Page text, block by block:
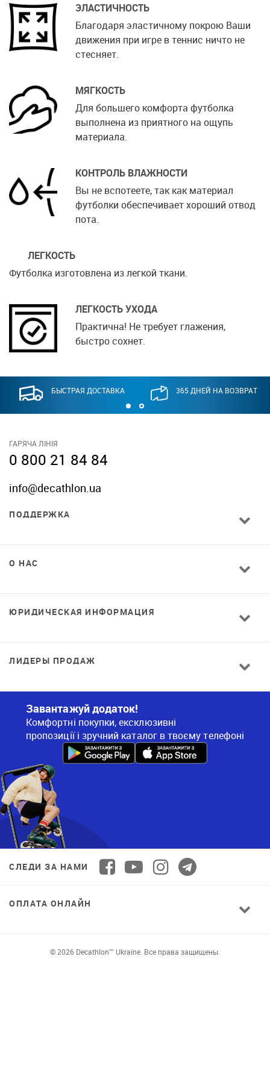
ЭЛАСТИЧНОСТЬ
Благодаря эластичному покрою Ваши
движения при игре в теннис ничто не
стесняет.
МЯГКОСТЬ
Для большего комфорта футболка
выполнена из приятного на ощупь
материала.
КОНТРОЛЬ ВЛАЖНОСТИ
Вы не вспотеете, так как материал
футболки обеспечивает хороший отвод
пота.
ЛЕГКОСТЬ
Футболка изготовлена из легкой ткани.
ЛЕГКОСТЬ УХОДА
Практична! Не требует глажения,
быстро сохнет.
БЫСТРАЯ ДОСТАВКА 365 ДНЕЙ НА ВОЗВРАТ
ГАРЯЧА ЛІНІЯ
0 800 21 84 84
info@decathlon.ua
ПОДДЕРЖКА
О НАС
ЮРИДИЧЕСКАЯ ИНФОРМАЦИЯ
ЛИДЕРЫ ПРОДАЖ
Завантажуй додаток!
Комфортні покупки, ексклюзивні
пропозиції і зручний каталог в твоєму телефоні
СЛЕДИ ЗА НАМИ
ОПЛАТА ОНЛАЙН
© 2026 Decathlon™ Ukraine. Все права защищены.